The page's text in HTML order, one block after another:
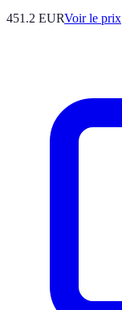
451.2 EURVoir le prix